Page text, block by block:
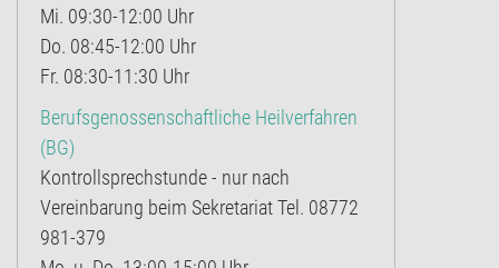
Mi. 09:30-12:00 Uhr
Do. 08:45-12:00 Uhr
Fr. 08:30-11:30 Uhr
Berufsgenossenschaftliche Heilverfahren
(BG)
Kontrollsprechstunde - nur nach
Vereinbarung beim Sekretariat Tel. 08772
981-379